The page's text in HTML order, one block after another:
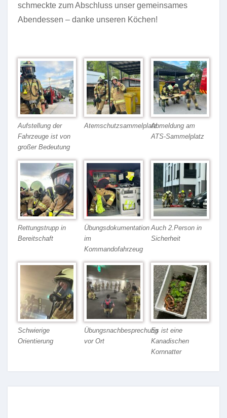
schmeckte zum Abschluss unser gemeinsames
Abendessen – danke unseren Köchen!
Aufstellung der
Fahrzeuge ist von
großer Bedeutung
AtemschutzsammelplatzAbmeldung am
ATS-Sammelplatz
Rettungstrupp in
Bereitschaft
Übungsdokumentation
im
Kommandofahrzeug
Auch 2.Person in
Sicherheit
Schwierige
Orientierung
Übungsnachbesprechung
vor Ort
Es ist eine
Kanadischen
Kornnatter